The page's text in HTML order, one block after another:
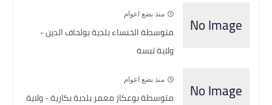
منذ بضع اعوام
متوسطة الخنساء بلدية بولحاف الدين -
ولاية تبسة
منذ بضع اعوام
متوسطة بوعكاز معمر بلدية بكارية - ولاية